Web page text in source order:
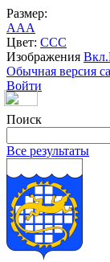
Размер:
AAA
Цвет: CCC
Изображения Вкл.
Обычная версия
Войти
Поиск
Все результаты